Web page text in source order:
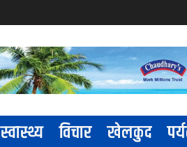
स्वास्थ्य विचार खेलकुद